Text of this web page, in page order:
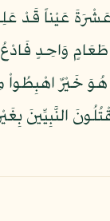
عَشْرَةَ عَيْناً
قُلْتُمْ يَا مُوسَى لَن نَّصْبِرَ
هُوَ خَيْرٌ
النَّبِيِّينَ